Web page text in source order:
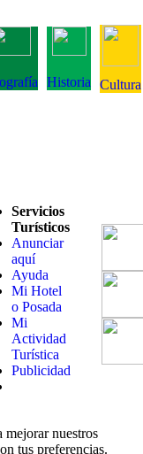
Historia Cultura
Servicios
Turísticos
Anunciar
aquí
Ayuda
Mi Hotel
o Posada
Mi
Actividad
Turística
Publicidad
mejorar nuestros
tus preferencias.